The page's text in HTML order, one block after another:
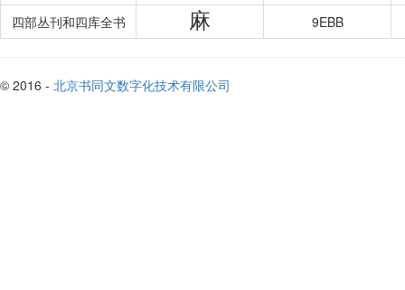
四部丛刊和四库全书
麻 9EBB
© 2016 - 北京书同文数字化技术有限公司